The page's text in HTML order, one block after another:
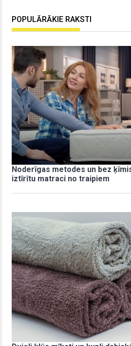
POPULĀRĀKIE RAKSTI
Noderīgas metodes un bez
iztīrītu matraci no traipiem